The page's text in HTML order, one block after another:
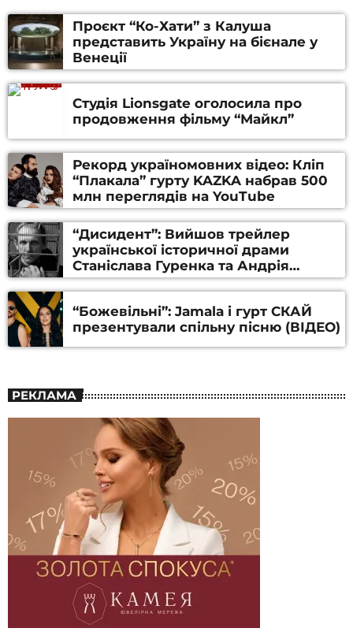
Проєкт “Ко-Хати” з Калуша
представить Україну на бієнале у
Венеції
Студія Lionsgate оголосила про
продовження фільму “Майкл”
Рекорд україномовних відео: Кліп
“Плакала” гурту KAZKA набрав 500
млн переглядів на YouTube
“Дисидент”: Вийшов трейлер
української історичної драми
Станіслава Гуренка та Андрія
Алфьорова (ВІДЕО)
“Божевільні”: Jamala і гурт СКАЙ
презентували спільну пісню (ВІДЕО)
РЕКЛАМА